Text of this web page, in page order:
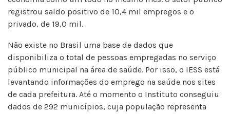
registrou saldo positivo de 10,4 mil empregos e o
privado, de 19,0 mil.
Não existe no Brasil uma base de dados que
disponibiliza o total de pessoas empregadas no serviço
público municipal na área de saúde. Por isso, o IESS está
levantando informações do emprego na saúde nos sites
de cada prefeitura. Até o momento o Instituto conseguiu
dados de 292 municípios, cuja população representa